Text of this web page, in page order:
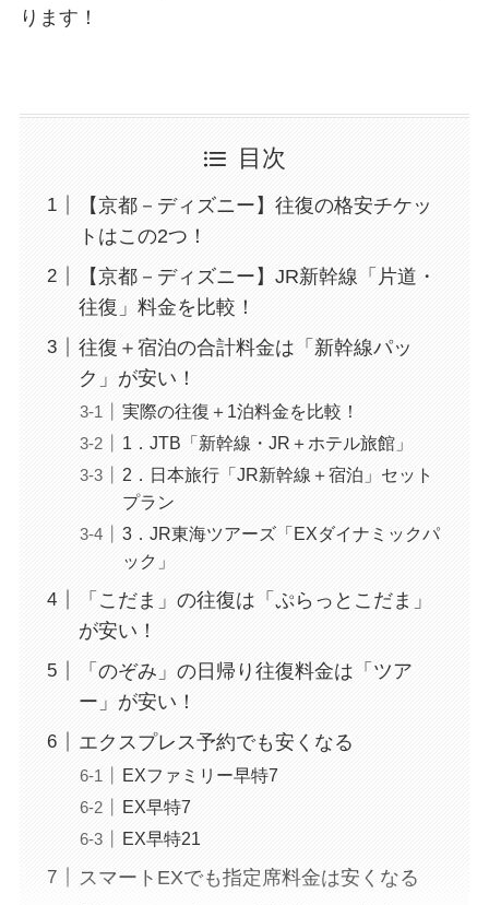
ります！
目次
【京都－ディズニー】往復の格安チケッ
トはこの2つ！
【京都－ディズニー】JR新幹線「片道・
往復」料金を比較！
往復＋宿泊の合計料金は「新幹線パッ
ク」が安い！
実際の往復＋1泊料金を比較！
1．JTB「新幹線・JR＋ホテル旅館」
2．日本旅行「JR新幹線＋宿泊」セット
プラン
3．JR東海ツアーズ「EXダイナミックパ
ック」
「こだま」の往復は「ぷらっとこだま」
が安い！
「のぞみ」の日帰り往復料金は「ツア
ー」が安い！
エクスプレス予約でも安くなる
EXファミリー早特7
EX早特7
EX早特21
スマートEXでも指定席料金は安くなる